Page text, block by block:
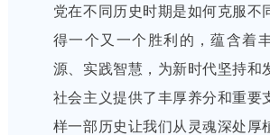
党在不同历史时期是如何克服不
得一个又一个胜利的，蕴含着
源、实践智慧，为新时代坚持和
社会主义提供了丰厚养分和重要
样一部历史让我们从灵魂深处厚